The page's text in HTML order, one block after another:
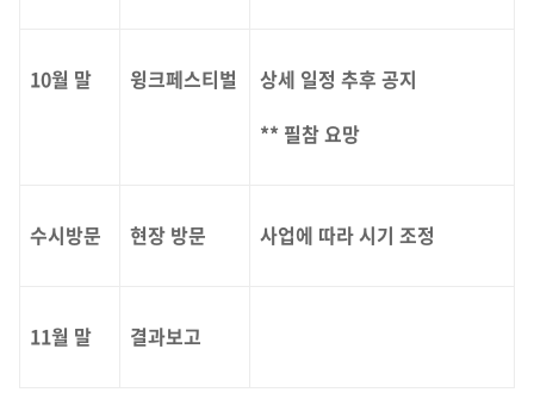
10월 말 윙크페스티벌
상세 일정 추후 공지
** 필참 요망
수시방문 현장 방문 사업에 따라 시기 조정
11월 말 결과보고